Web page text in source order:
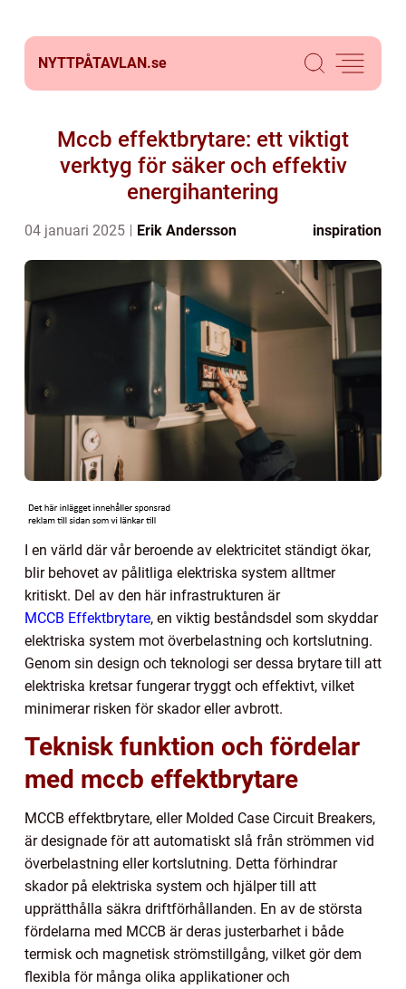
NYTTPÅTAVLAN.se
Mccb effektbrytare: ett viktigt
verktyg för säker och effektiv
energihantering
04 januari 2025 Erik Andersson inspiration
I en värld där vår beroende av elektricitet ständigt ökar,
blir behovet av pålitliga elektriska system alltmer
kritiskt. Del av den här infrastrukturen är
MCCB Effektbrytare, en viktig beståndsdel som skyddar
elektriska system mot överbelastning och kortslutning.
Genom sin design och teknologi ser dessa brytare till att
elektriska kretsar fungerar tryggt och effektivt, vilket
minimerar risken för skador eller avbrott.
Teknisk funktion och fördelar
med mccb effektbrytare
MCCB effektbrytare, eller Molded Case Circuit Breakers,
är designade för att automatiskt slå från strömmen vid
överbelastning eller kortslutning. Detta förhindrar
skador på elektriska system och hjälper till att
upprätthålla säkra driftförhållanden. En av de största
fördelarna med MCCB är deras justerbarhet i både
termisk och magnetisk strömstillgång, vilket gör dem
flexibla för många olika applikationer och